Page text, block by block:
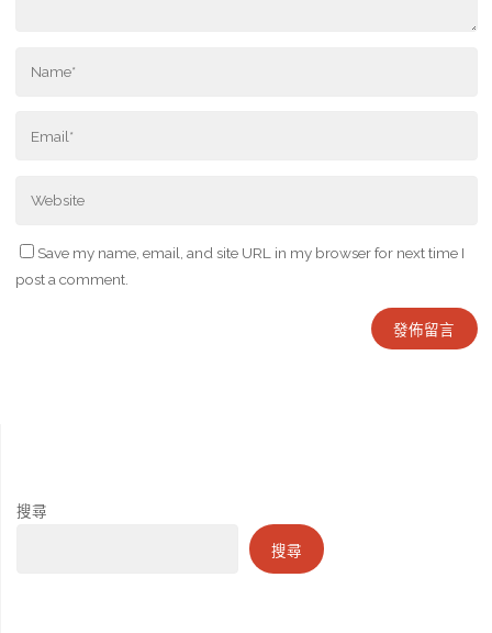
Save my name, email, and site URL in my browser for next time I
post a comment.
搜尋
搜尋